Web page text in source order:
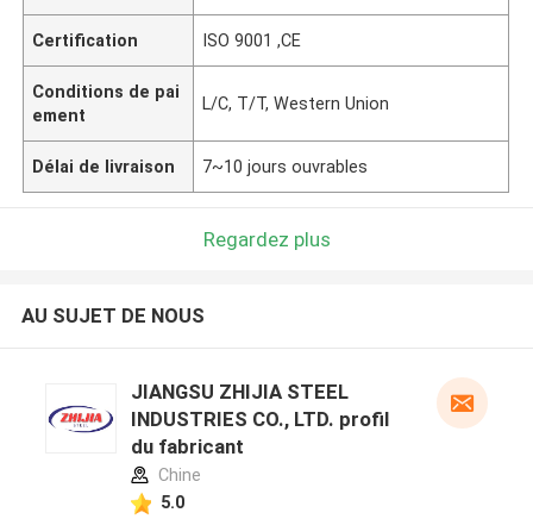
Certification ISO 9001 ,CE
Conditions de pai
ement
L/C, T/T, Western Union
Délai de livraison 7~10 jours ouvrables
Regardez plus
AU SUJET DE NOUS
JIANGSU ZHIJIA STEEL
INDUSTRIES CO., LTD. profil
du fabricant
Chine
5.0